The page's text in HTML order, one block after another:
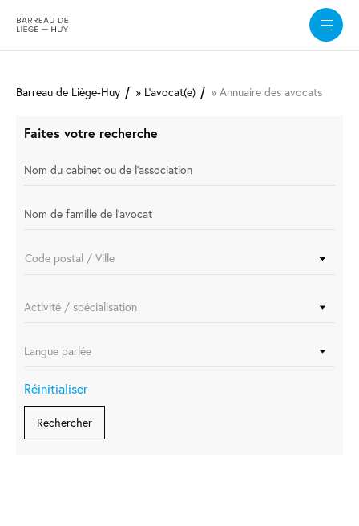
contenu
Barreau de Liège-Huy L'avocat(e) Annuaire des avocats
Faites votre recherche
Réinitialiser